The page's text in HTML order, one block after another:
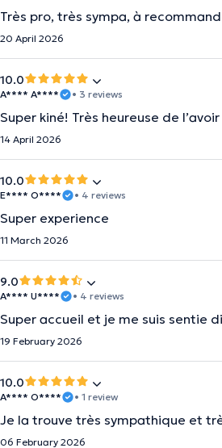
Très pro, très sympa, à
20 April 2026
10.0
A**** A**** • 3 reviews
Super kiné! Très heureuse de
14 April 2026
10.0
E**** O**** • 4 reviews
Super experience
11 March 2026
9.0
A**** U**** • 4 reviews
Super accueil et je me suis sentie
19 February 2026
10.0
A**** O**** • 1 review
Je la trouve très sympathique et
06 February 2026